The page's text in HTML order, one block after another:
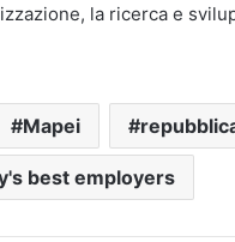
la ricerca e
Mapei
best employers